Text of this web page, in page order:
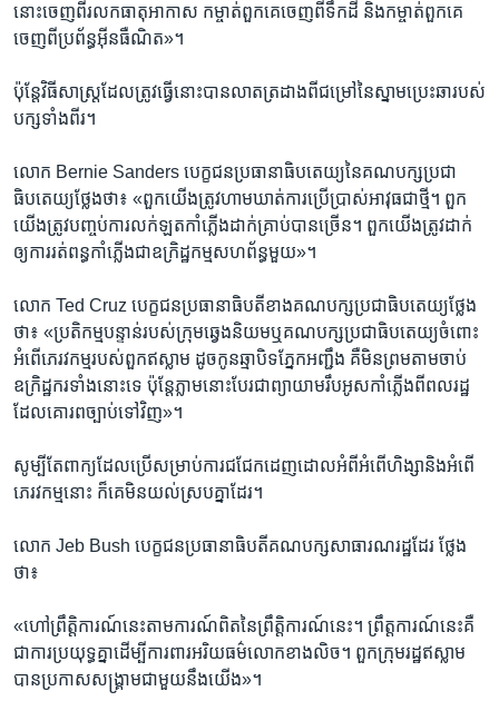
នោះ​ចេញ​ពី​រលក​ធាតុ​អាកាស​ កម្ចាត់​ពួក​គេ​ចេញ​ពី​ទឹក​ដី​ និង​កម្ចាត់​ពួក​គេ​
ចេញ​ពី​ប្រព័ន្ធ​អ៊ីនធឺណិត»។​
ប៉ុន្តែ​វិធីសាស្ត្រដែល​ត្រូវ​ធ្វើ​នោះ​បាន​លាត​ត្រដាង​ពី​ជម្រៅ​នៃ​ស្នាម​ប្រេះ​ឆា​របស់
បក្ស​ទាំង​ពីរ។
លោក​ Bernie Sanders បេក្ខជន​ប្រធានាធិបតេយ្យ​នៃ​គណបក្ស​ប្រជា
ធិបតេយ្យ​ថ្លែង​ថា៖ «ពួក​យើង​ត្រូវ​ហាម​ឃាត់​ការ​ប្រើ​ប្រាស់​អាវុធ​ជា​ថ្មី។​ ពួក​
យើង​ត្រូវ​បញ្ចប់​ការ​លក់ឡត​កាំភ្លើងដាក់គ្រាប់បានច្រើន។​ ពួក​យើង​ត្រូវ​ដាក់​
ឲ្យ​ការរត់ពន្ធ​កាំភ្លើង​ជា​ឧក្រិដ្ឋកម្ម​សហព័ន្ធ​មួយ»។​
លោក​ Ted Cruz បេក្ខជន​ប្រធានាធិបតី​ខាង​គណបក្ស​ប្រជាធិបតេយ្យ​ថ្លែង​
ថា៖ «ប្រតិកម្ម​បន្ទាន់​របស់​ក្រុម​ឆ្វេង​និយម​ឬគណបក្ស​ប្រជាធិបតេយ្យ​ចំពោះ​
អំពើ​ភេរវកម្ម​របស់​ពួក​ឥស្លាម​ ដូច​កូន​ឆ្មា​បិទ​ភ្នែក​អញ្ជឹង​ គឺ​មិន​ព្រម​តាម​ចាប់​
ឧក្រិដ្ឋករ​ទាំង​នោះ​ទេ​ ប៉ុន្តែ​ភ្លាម​នោះ​បែរ​ជា​ព្យាយាម​រឹប​អូស​កាំភ្លើង​ពី​ពលរដ្ឋ​
ដែល​គោរព​ច្បាប់​ទៅ​វិញ»។​
សូម្បី​តែពាក្យ​ដែល​ប្រើ​សម្រាប់​ការ​ជជែក​ដេញ​ដោល​អំពី​អំពើ​ហិង្សា​និង​អំពើ​
ភេរវកម្ម​នោះ​ ក៏គេ​មិនយល់ស្របគ្នាដែរ។​
លោក Jeb Bush បេក្ខជន​ប្រធានាធិបតី​គណបក្ស​សាធារណរដ្ឋដែរ ថ្លែង​
ថា៖
«ហៅ​ព្រឹត្តិការណ៍នេះ​តាម​ការណ៍​ពិត​នៃ​ព្រឹត្តិការណ៍​នេះ។​ ព្រឹត្តការណ៍​នេះ​គឺ​
ជា​ការ​ប្រយុទ្ធ​គ្នា​ដើម្បីការពារអរិយធម៌​លោក​ខាង​លិច។​ ពួក​ក្រុម​រដ្ឋ​ឥស្លាម​
បាន​ប្រកាស​សង្គ្រាម​ជាមួយ​នឹង​យើង»។​